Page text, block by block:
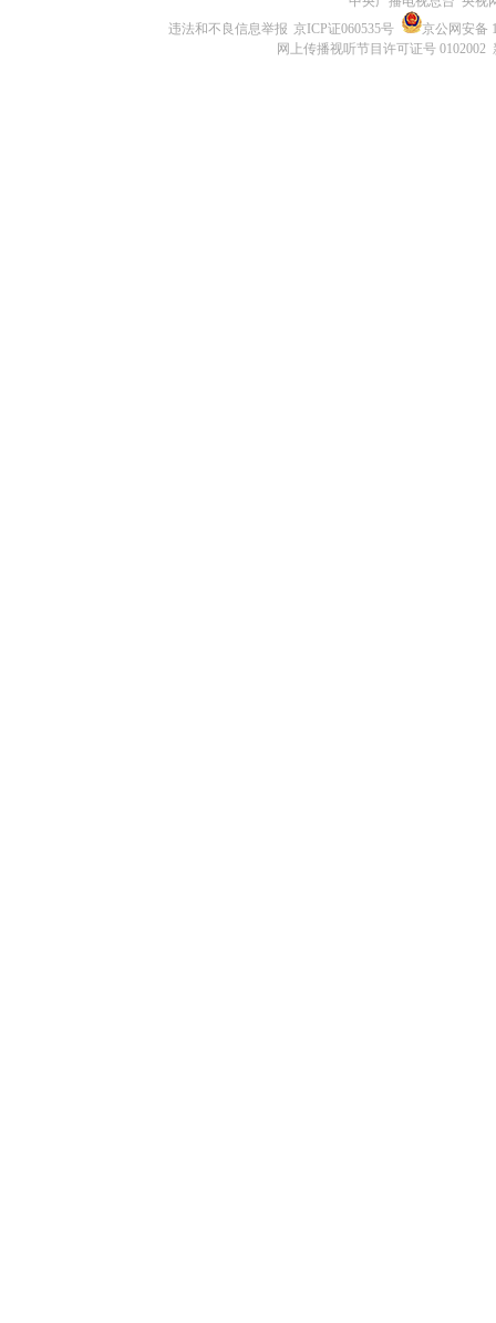
违法和不良信息举报 京ICP证060535号
京公网安备
网上传播视听节目许可证号 0102002